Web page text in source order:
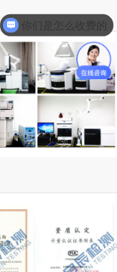
你们是怎么收费的